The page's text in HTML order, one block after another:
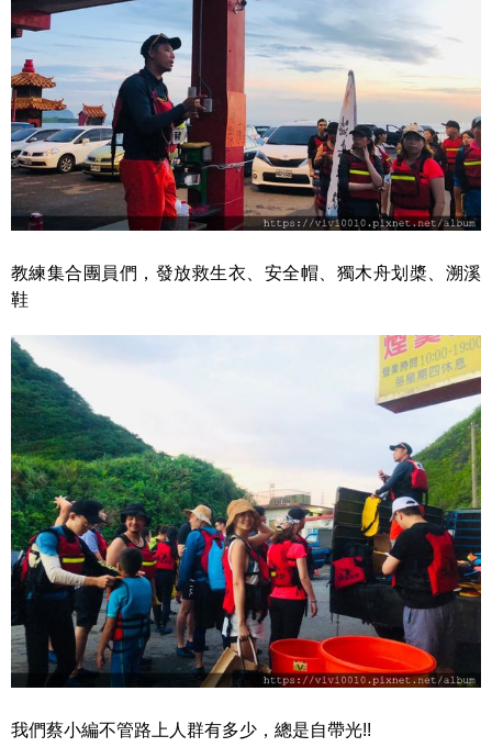
教練集合團員們，發放救生衣、安全帽、獨木舟划槳、溯溪
鞋
我們蔡小編不管路上人群有多少，總是自帶光!!